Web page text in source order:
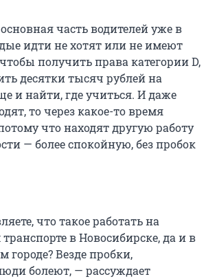
часть водителей уже в
идти не хотят или не имеют
получить права категории D,
десятки тысяч рублей на
и найти, где учиться. И даже
то через какое-то время
что находят другую работу
— более спокойную, без пробок
что такое работать на
в Новосибирске, да и в
Везде пробки,
болеют, — рассуждает